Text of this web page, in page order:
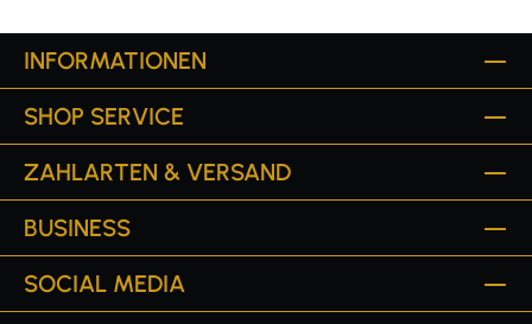
INFORMATIONEN
SHOP SERVICE
ZAHLARTEN & VERSAND
BUSINESS
SOCIAL MEDIA